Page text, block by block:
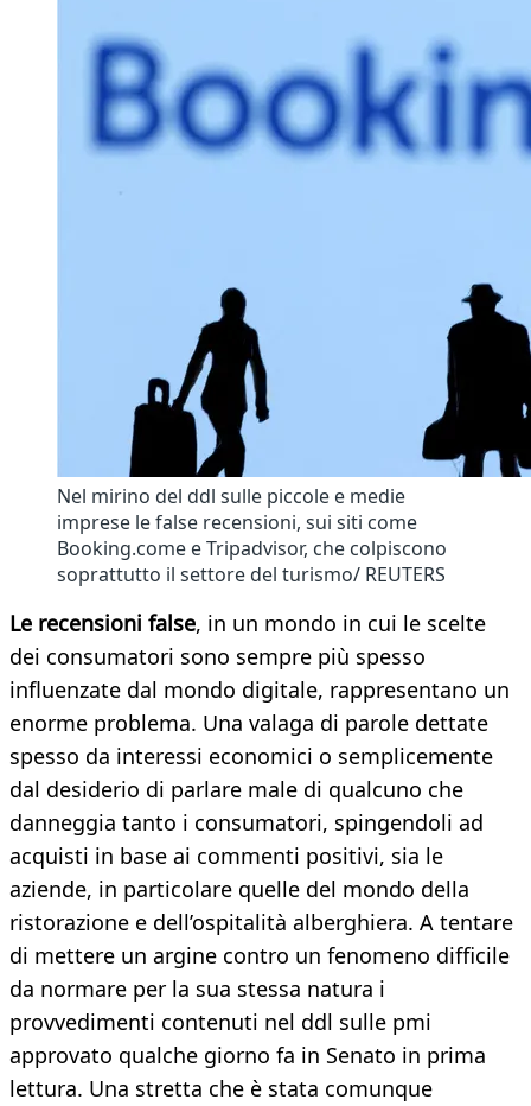
Nel mirino del ddl sulle piccole e medie
imprese le false recensioni, sui siti come
Booking.come e Tripadvisor, che colpiscono
soprattutto il settore del turismo/ REUTERS
Le recensioni false, in un mondo in cui le scelte
dei consumatori sono sempre più spesso
influenzate dal mondo digitale, rappresentano un
enorme problema. Una valaga di parole dettate
spesso da interessi economici o semplicemente
dal desiderio di parlare male di qualcuno che
danneggia tanto i consumatori, spingendoli ad
acquisti in base ai commenti positivi, sia le
aziende, in particolare quelle del mondo della
ristorazione e dell’ospitalità alberghiera. A tentare
di mettere un argine contro un fenomeno difficile
da normare per la sua stessa natura i
provvedimenti contenuti nel ddl sulle pmi
approvato qualche giorno fa in Senato in prima
lettura. Una stretta che è stata comunque